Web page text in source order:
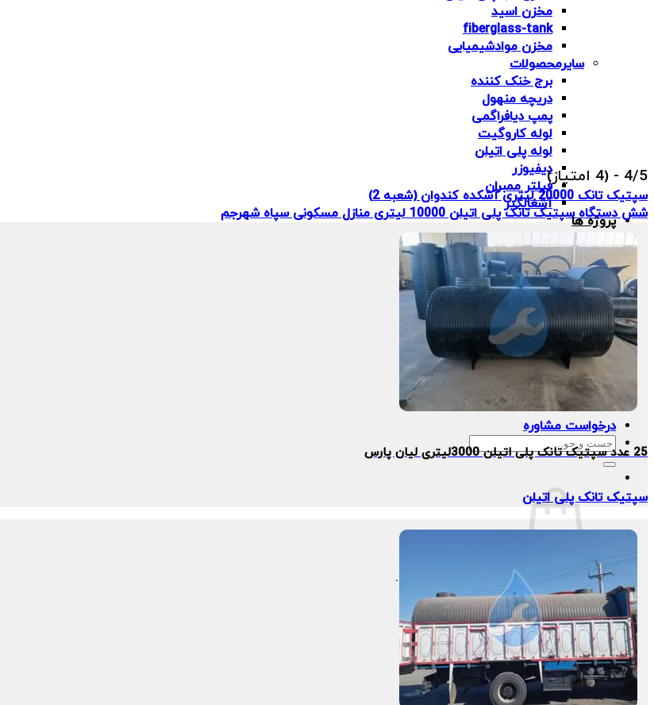
مخزن اسید
fiberglass-tank
مخزن موادشیمیایی
سایرمحصولات
برج خنک کننده
دریچه منهول
پمپ دیافراگمی
لوله کاروگیت
لوله پلی اتیلن
دیفیوزر
فیلتر ممبران
آشغالگیر
پروژه ها
مشاوره
طراحی
نصب و اجرا
نگهداری
مقالات
درباره ما
سوالات متداول
کاتالوگ
تماس با ما
درخواست مشاوره
جستجو
برای:
هیچ محصولی در سبد خرید نیست.
سبد خرید
4/5 - (4 امتیاز)
سپتیک تانک 20000 لیتری آشکده کندوان (شعبه 2)
شش دستگاه سپتیک تانک پلی اتیلن 10000 لیتری منازل مسکونی سپاه شهرجم
25 عدد سپتیک تانک پلی اتیلن 3000لیتری لیان پارس
سپتیک تانک پلی اتیلن